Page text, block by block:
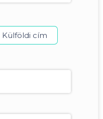
Külföldi cím